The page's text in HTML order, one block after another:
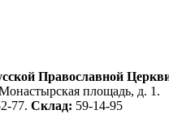
Православной
площадь, д. 1.
77. Склад: 59-14-95